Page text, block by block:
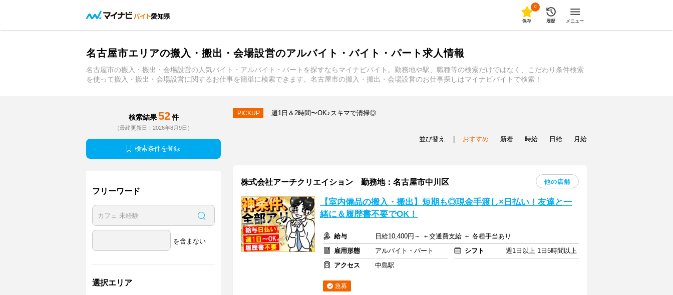
愛知県
0
保存 履歴 メニュー
名古屋市エリアの搬入・搬出・会場設営のアルバイト・バイト・パート求人情報
名古屋市の搬入・搬出・会場設営の人気バイト・アルバイト・パートを探すならマイナビバイト。勤務地や駅、職種等の検索だけではなく、こだわり条件検索
を使って搬入・搬出・会場設営に関するお仕事を簡単に検索できます。名古屋市の搬入・搬出・会場設営のお仕事探しはマイナビバイトで検索！
検索結果 52 件
（最終更新日：2026年8月9日）
検索条件を登録
フリーワード
を含まない
選択エリア
PICKUP 週1日＆2時間〜OK♪スキマで清掃◎
並び替え おすすめ 新着 時給 日給 月給
株式会社アーチクリエイション 勤務地：名古屋市中川区 他の店舗
【室内備品の搬入・搬出】短期も◎現金手渡し×日払い！友達と一
緒に＆履歴書不要でOK！
給与
日給10,400円～ ＋交通費支給 ＋ 各種手当あり
雇用形態
アルバイト・パート シフト
週1日以上 1日5時間以上
アクセス
中島駅
急募